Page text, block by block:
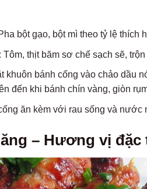
bột gạo, bột mì theo tỷ lệ thích
Tôm, thịt băm sơ chế sạch sẽ,
khuôn bánh cống vào chảo dầu
đến khi bánh chín vàng, giòn
ăn kèm với rau sống và nước
– Hương vị